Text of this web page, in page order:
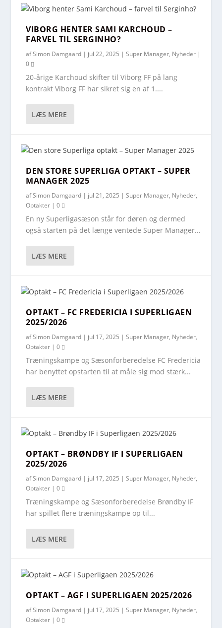
VIBORG HENTER SAMI KARCHOUD –
FARVEL TIL SERGINHO?
afSimon Damgaard | jul 22, 2025 |Super Manager, Nyheder |
0
20-årige Karchoud skifter til Viborg FF på lang
kontrakt Viborg FF har sikret sig en af 1....
LÆS MERE
DEN STORE SUPERLIGA OPTAKT – SUPER
MANAGER 2025
afSimon Damgaard | jul 21, 2025 |Super Manager, Nyheder,
Optakter |0
En ny Superligasæson står for døren og dermed
også starten på det længe ventede Super Manager...
LÆS MERE
OPTAKT – FC FREDERICIA I SUPERLIGAEN
2025/2026
afSimon Damgaard | jul 17, 2025 |Super Manager, Nyheder,
Optakter |0
Træningskampe og Sæsonforberedelse FC Fredericia
har benyttet opstarten til at måle sig mod stærk...
LÆS MERE
OPTAKT – BRØNDBY IF I SUPERLIGAEN
2025/2026
afSimon Damgaard | jul 17, 2025 |Super Manager, Nyheder,
Optakter |0
Træningskampe og Sæsonforberedelse Brøndby IF
har spillet flere træningskampe op til...
LÆS MERE
OPTAKT – AGF I SUPERLIGAEN 2025/2026
afSimon Damgaard | jul 17, 2025 |Super Manager, Nyheder,
Optakter |0